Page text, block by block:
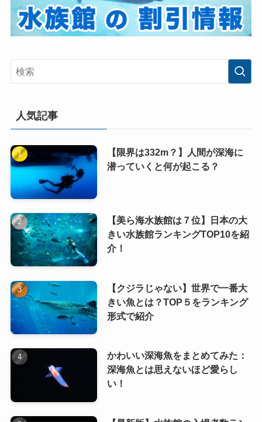
人気記事
【限界は332m？】人間が深海に
潜っていくと何が起こる？
【美ら海水族館は７位】日本の大
きい水族館ランキングTOP10を紹
介！
【クジラじゃない】世界で一番大
きい魚とは？TOP５をランキング
形式で紹介
かわいい深海魚をまとめてみた：
深海魚とは思えないほど愛らし
い！